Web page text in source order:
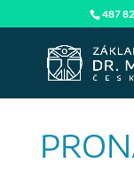
487